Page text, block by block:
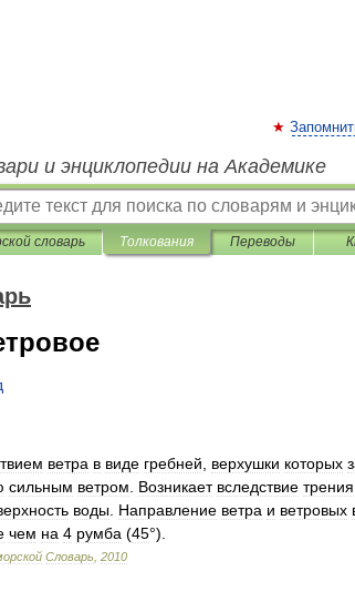
и энциклопедии на Академике
словарь Толкования Переводы
ветра в виде гребней верхушки которых
сильным ветром Возникает вследствие трения
воды Направление ветра и ветровых
чем на 4 румба (45°).
Словарь 2010